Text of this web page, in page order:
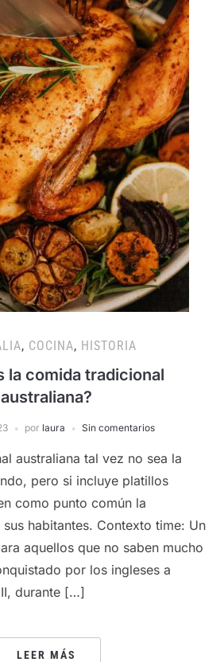
, COCINA, HISTORIA
la comida tradicional
australiana?
por laura Sin comentarios
australiana tal vez no sea la
pero si incluye platillos
como punto común la
habitantes. Contexto time: Un
aquellos que no saben mucho
por los ingleses a
durante […]
LEER MÁS